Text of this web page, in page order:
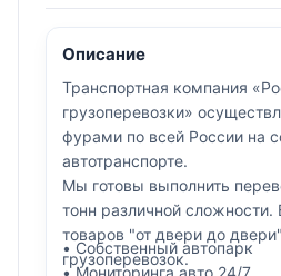
Описание
Транспортная компания
грузоперевозки» осуществляет перевозку
фурами по всей России на
автотранспорте.
Мы готовы выполнить
тонн различной сложности.
товаров "от двери до
грузоперевозок.
• Собственный автопарк
• Мониторинга авто 24/7